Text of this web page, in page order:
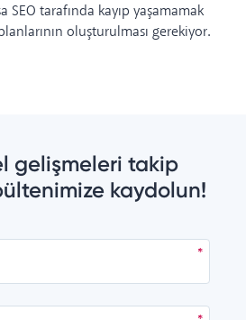
SEO tarafında kayıp yaşamamak
oluşturulması gerekiyor.
gelişmeleri takip
kaydolun!